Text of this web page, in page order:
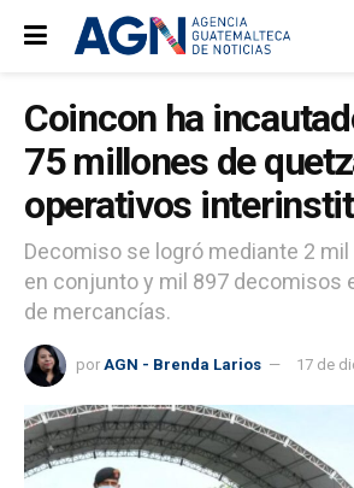
Coincon ha
75 millones de
operativos
Decomiso se logró mediante 2
en conjunto y mil 897 decomisos
de mercancías.
por AGN - Brenda Larios 17 de